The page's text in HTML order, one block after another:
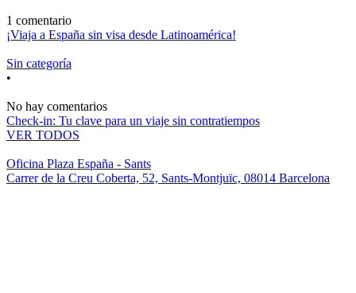
1 comentario
¡Viaja a España sin visa desde Latinoamérica!
Sin categoría
•
No hay comentarios
Check-in: Tu clave para un viaje sin contratiempos
VER TODOS
Oficina Plaza España - Sants
Carrer de la Creu Coberta, 52, Sants-Montjuïc, 08014 Barcelona